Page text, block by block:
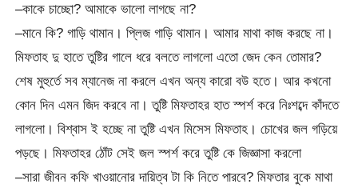
–কাকে চাচ্ছো? আমাকে ভালো লাগছে না?
–মানে কি? গাড়ি থামান। প্লিজ গাড়ি থামান। আমার মাথা কাজ করছে না।
মিফতাহ দু হাতে তুষ্টির গালে ধরে বলতে লাগলো এতো জেদ কেন তোমার?
শেষ মুহুর্তে সব ম্যানেজ না করলে এখন অন্য কারো বউ হতে। আর কখনো
কোন দিন এমন জিদ করবে না। তুষ্টি মিফতাহর হাত স্পর্শ করে নিঃশব্দে কাঁদতে
লাগলো। বিশ্বাস ই হচ্ছে না তুষ্টি এখন মিসেস মিফতাহ। চোখের জল গড়িয়ে
পড়ছে। মিফতাহর ঠোঁট সেই জল স্পর্শ করে তুষ্টি কে জিজ্ঞাসা করলো
–সারা জীবন কফি খাওয়ানোর দায়িত্ব টা কি নিতে পারবে? মিফতার বুকে মাথা